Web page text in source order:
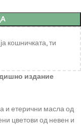
ти
издание
и етерични масла од
цветови од невен и